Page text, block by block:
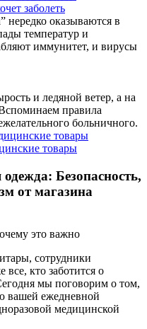
заболеть
нередко оказываются в
температур и
иммунитет, и вирусы
и ледяной ветер, а на
правила
больничного.
товары
Безопасность,
от магазина
это важно
сотрудники
все, кто заботится о
мы поговорим о том,
вашей ежедневной
медицинской